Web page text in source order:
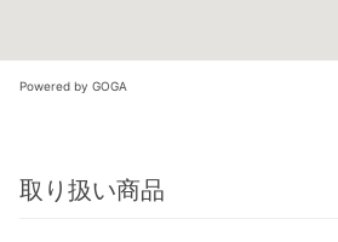
Powered by GOGA
取り扱い商品